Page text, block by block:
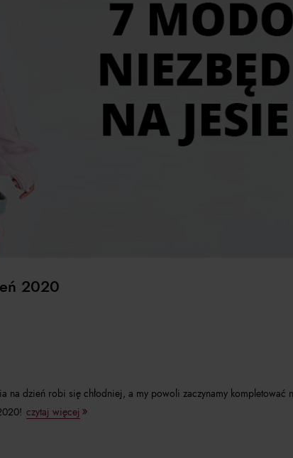
2020
na dzień robi się chłodniej, a my powoli zaczynamy kompletować
czytaj więcej